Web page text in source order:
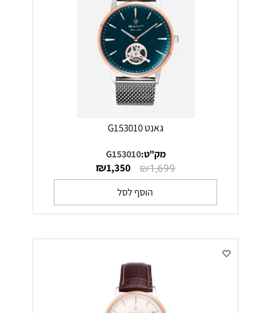
גאנט G153010
מק"ט:G153010
₪1,699
₪1,350
הוסף לסל